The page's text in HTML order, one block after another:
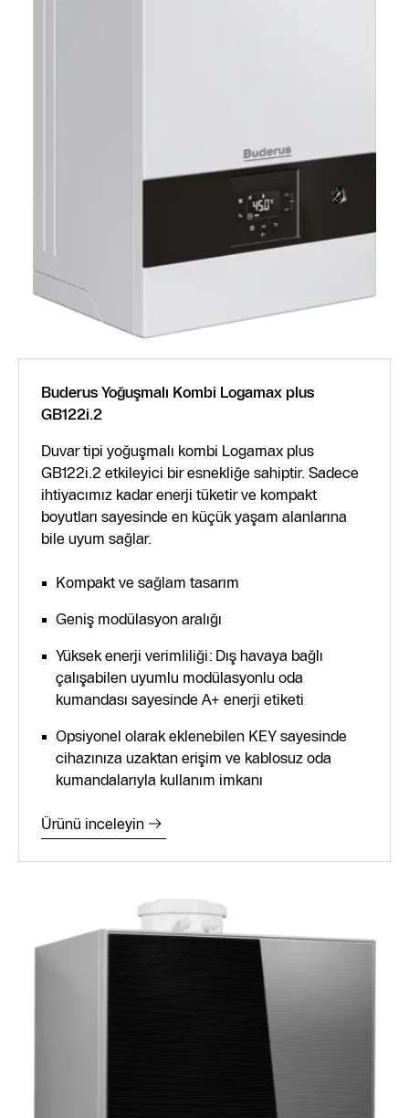
Buderus Yoğuşmalı Kombi Logamax plus
GB122i.2
Duvar tipi yoğuşmalı kombi Logamax plus
GB122i.2 etkileyici bir esnekliğe sahiptir. Sadece
ihtiyacımız kadar enerji tüketir ve kompakt
boyutları sayesinde en küçük yaşam alanlarına
bile uyum sağlar.
Kompakt ve sağlam tasarım
Geniş modülasyon aralığı
Yüksek enerji verimliliği: Dış havaya bağlı
çalışabilen uyumlu modülasyonlu oda
kumandası sayesinde A+ enerji etiketi
Opsiyonel olarak eklenebilen KEY sayesinde
cihazınıza uzaktan erişim ve kablosuz oda
kumandalarıyla kullanım imkanı
Ürünü inceleyin